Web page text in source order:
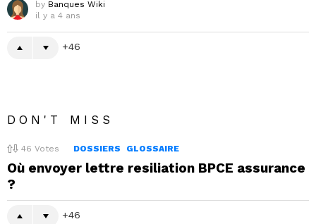
by Banques Wiki
il y a 4 ans
46
DON'T MISS
46 Votes DOSSIERS GLOSSAIRE
Où envoyer lettre resiliation BPCE assurance
?
46